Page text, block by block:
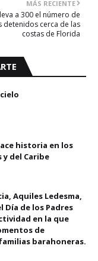
MÁS RECIENTE
a 300 el número de
detenidos cerca de las
costas de Florida
historia en los
y del Caribe
Aquiles Ledesma,
de los Padres
en la que
de
barahoneras.